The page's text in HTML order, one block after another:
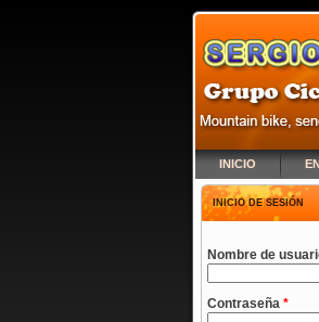
INICIO
INICIO DE SESIÓN
Nombre de
Contraseña *